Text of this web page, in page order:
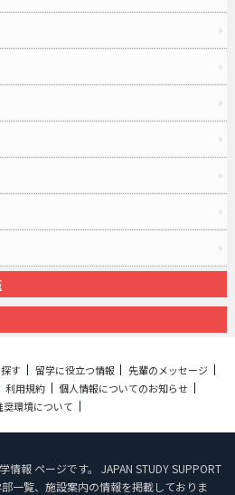
す 留学に役立つ情報
先輩のメッセージ
利用規約
個人情報についてのお知らせ
奨環境について
報 ページです。 JAPAN STUDY SUPPORT
一覧、施設案内の情報を掲載しておりま